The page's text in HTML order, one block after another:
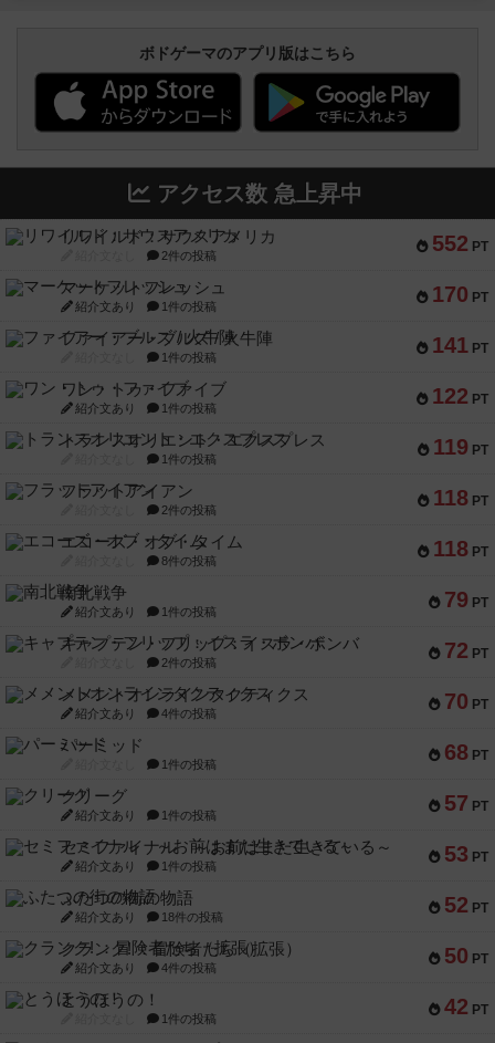
ボドゲーマのアプリ版はこちら
アクセス数 急上昇中
552 PT
リワイルド：サウスアメリカ
2件の投稿
170 PT
マーケットフレッシュ
紹介文あり 1件の投稿
141 PT
ファイアー・ブルズ / 火牛陣
1件の投稿
122 PT
ワン・トゥ・ファイブ
紹介文あり 1件の投稿
119 PT
トランスオリエント・エクスプレス
1件の投稿
118 PT
フラットアイアン
2件の投稿
118 PT
エコーズ・オブ・タイム
8件の投稿
79 PT
南北戦争
紹介文あり 1件の投稿
72 PT
キャプテン・フリップ：イスラ・ボンバ
2件の投稿
70 PT
メメントオンラインタクティクス
紹介文あり 4件の投稿
68 PT
パーミッド
1件の投稿
57 PT
クリーグ
紹介文あり 1件の投稿
53 PT
セミファイナル ～お前はまだ生きている～
紹介文あり 1件の投稿
52 PT
ふたつの街の物語
紹介文あり 18件の投稿
50 PT
クランク! ：冒険者たち（拡張）
紹介文あり 4件の投稿
42 PT
とうほうの！
1件の投稿